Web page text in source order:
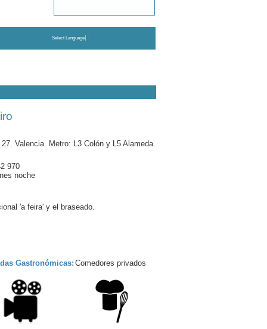
Select Language ▼
Valencia. Metro: L3 Colón y L5 Alameda.
970
noche
'a feira' y el braseado.
Gastronómicas:Comedores privados